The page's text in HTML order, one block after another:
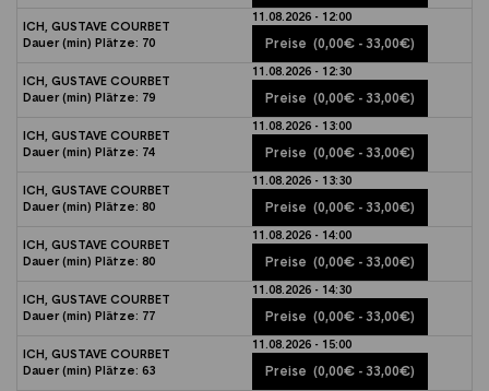
ICH, GUSTAVE COURBET
Dauer (min) Plätze: 70
11.08.2026 - 12:00
Preise (0,00€ - 33,00€)
ICH, GUSTAVE COURBET
Dauer (min) Plätze: 79
11.08.2026 - 12:30
Preise (0,00€ - 33,00€)
ICH, GUSTAVE COURBET
Dauer (min) Plätze: 74
11.08.2026 - 13:00
Preise (0,00€ - 33,00€)
ICH, GUSTAVE COURBET
Dauer (min) Plätze: 80
11.08.2026 - 13:30
Preise (0,00€ - 33,00€)
ICH, GUSTAVE COURBET
Dauer (min) Plätze: 80
11.08.2026 - 14:00
Preise (0,00€ - 33,00€)
ICH, GUSTAVE COURBET
Dauer (min) Plätze: 77
11.08.2026 - 14:30
Preise (0,00€ - 33,00€)
ICH, GUSTAVE COURBET
Dauer (min) Plätze: 63
11.08.2026 - 15:00
Preise (0,00€ - 33,00€)